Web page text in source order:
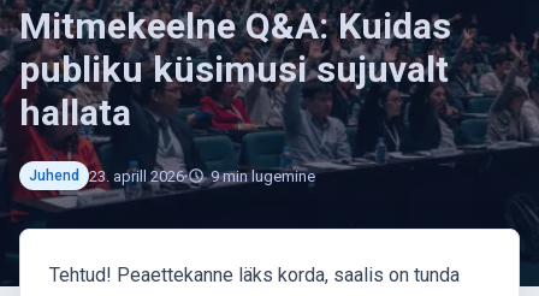
Mitmekeelne Q&A: Kuidas
publiku küsimusi sujuvalt
hallata
Juhend 23. aprill 2026 9 min lugemine
Tehtud! Peaettekanne läks korda, saalis on tunda